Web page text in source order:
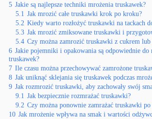
5 Jakie są najlepsze techniki mrożenia truskawek?
5.1 Jak mrozić całe truskawki krok po kroku?
5.2 Kiedy warto rozłożyć truskawki na tackach
5.3 Jak mrozić zmiksowane truskawki i
5.4 Czy można zamrozić truskawki z cukrem
6 Jakie pojemniki i opakowania są odpowiednie do
truskawek?
7 Ile czasu można przechowywać zamrożone
8 Jak uniknąć sklejania się truskawek podczas
9 Jak rozmrozić truskawki, aby zachowały swój
9.1 Jak bezpiecznie rozmrażać truskawki?
9.2 Czy można ponownie zamrażać truskawki
10 Jak mrożenie wpływa na smak i wartości